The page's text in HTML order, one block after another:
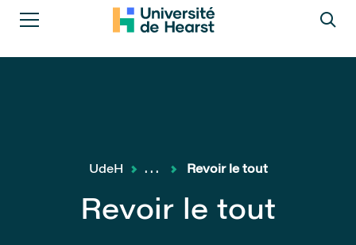
Revoir le tout
UdeH ... Revoir le tout